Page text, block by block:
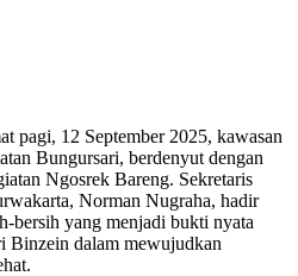
pagi, 12 September 2025, kawasan
Bungursari, berdenyut dengan
Ngosrek Bareng. Sekretaris
Norman Nugraha, hadir
bersih yang menjadi bukti nyata
Binzein dalam mewujudkan